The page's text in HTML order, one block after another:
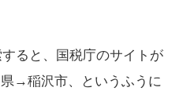
ると、国税庁のサイトが
→稲沢市、というふうに